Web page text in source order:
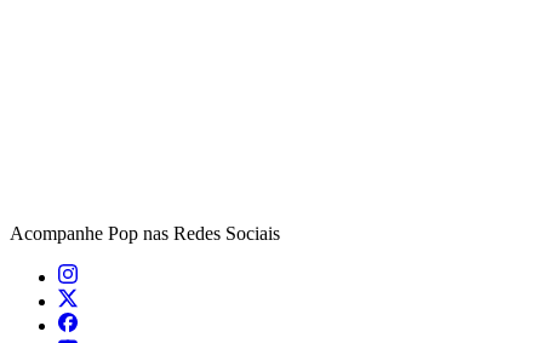
Acompanhe Pop nas Redes Sociais